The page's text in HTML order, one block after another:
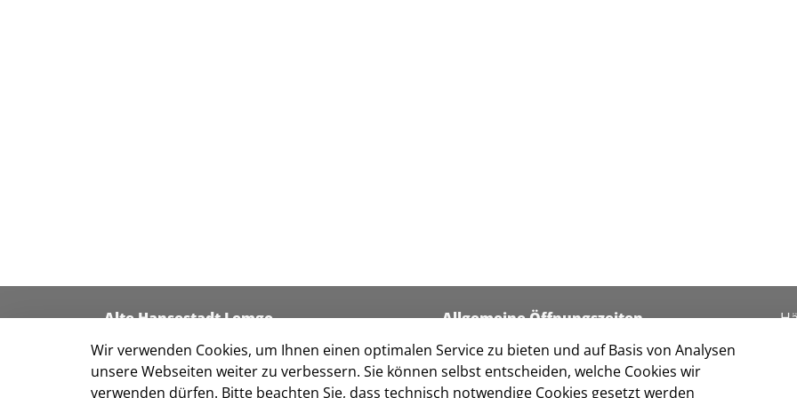
Alte Hansestadt Lemgo
Der Bürgermeister
32655 Lemgo
Allgemeine Öffnungszeiten
Montag bis Freitag
8:30 -12:00 Uhr
Wir verwenden Cookies, um Ihnen einen optimalen Service zu bieten und auf Basis von Analysen
unsere Webseiten weiter zu verbessern. Sie können selbst entscheiden, welche Cookies wir
verwenden dürfen. Bitte beachten Sie, dass technisch notwendige Cookies gesetzt werden